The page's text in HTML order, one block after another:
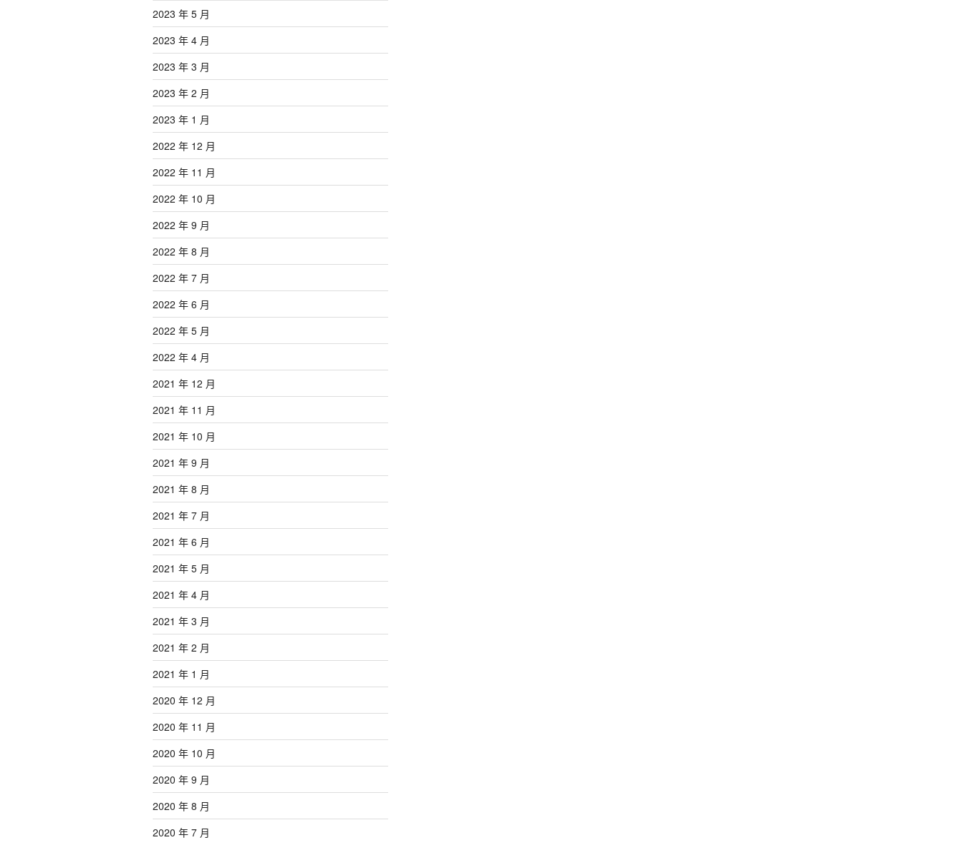
2023 年 5 月
2023 年 4 月
2023 年 3 月
2023 年 2 月
2023 年 1 月
2022 年 12 月
2022 年 11 月
2022 年 10 月
2022 年 9 月
2022 年 8 月
2022 年 7 月
2022 年 6 月
2022 年 5 月
2022 年 4 月
2021 年 12 月
2021 年 11 月
2021 年 10 月
2021 年 9 月
2021 年 8 月
2021 年 7 月
2021 年 6 月
2021 年 5 月
2021 年 4 月
2021 年 3 月
2021 年 2 月
2021 年 1 月
2020 年 12 月
2020 年 11 月
2020 年 10 月
2020 年 9 月
2020 年 8 月
2020 年 7 月